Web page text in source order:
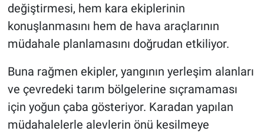
değiştirmesi, hem kara ekiplerinin
konuşlanmasını hem de hava araçlarının
müdahale planlamasını doğrudan etkiliyor.
Buna rağmen ekipler, yangının yerleşim alanları
ve çevredeki tarım bölgelerine sıçramaması
için yoğun çaba gösteriyor. Karadan yapılan
müdahalelerle alevlerin önü kesilmeye